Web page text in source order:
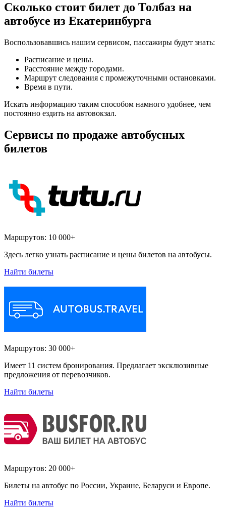
Сколько стоит билет до Толбаз на
автобусе из Екатеринбурга
Воспользовавшись нашим сервисом, пассажиры будут знать:
Расписание и цены.
Расстояние между городами.
Маршрут следования с промежуточными остановками.
Время в пути.
Искать информацию таким способом намного удобнее, чем
постоянно ездить на автовокзал.
Сервисы по продаже автобусных
билетов
Маршрутов: 10 000+
Здесь легко узнать расписание и цены билетов на автобусы.
Найти билеты
Маршрутов: 30 000+
Имеет 11 систем бронирования. Предлагает эксклюзивные
предложения от перевозчиков.
Найти билеты
Маршрутов: 20 000+
Билеты на автобус по России, Украине, Беларуси и Европе.
Найти билеты